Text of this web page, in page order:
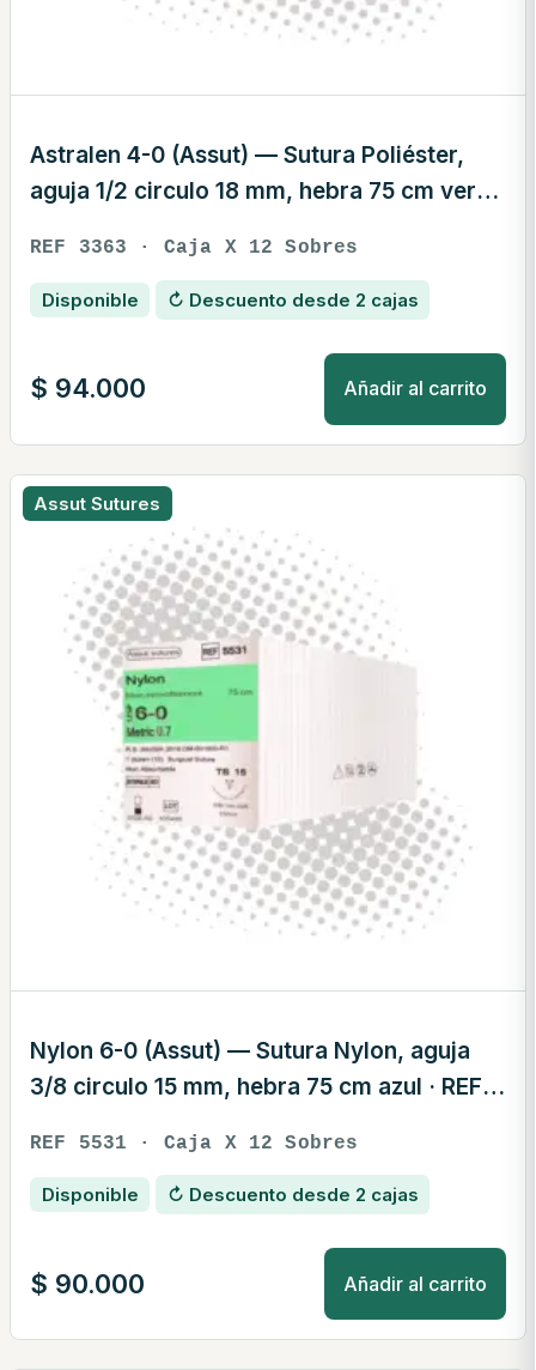
Astralen 4-0 (Assut) — Sutura Poliéster,
aguja 1/2 circulo 18 mm, hebra 75 cm verde
REF 3363 · Caja X 12 Sobres
Disponible ↻ Descuento desde 2 cajas
$ 94.000 Añadir al carrito
Assut Sutures
Nylon 6-0 (Assut) — Sutura Nylon, aguja
3/8 circulo 15 mm, hebra 75 cm azul · REF
REF 5531 · Caja X 12 Sobres
Disponible ↻ Descuento desde 2 cajas
$ 90.000 Añadir al carrito